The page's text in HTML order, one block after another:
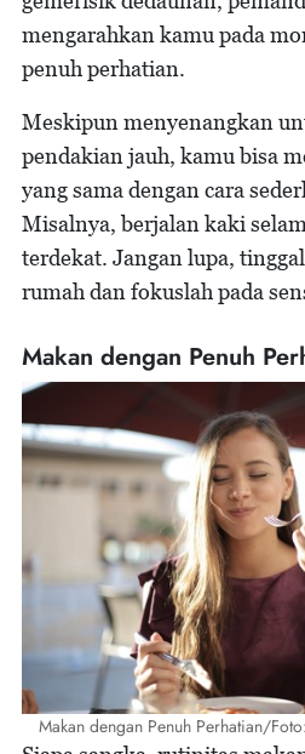
mengarahkan kamu pada
penuh perhatian.
Meskipun menyenangkan
pendakian jauh, kamu bisa
yang sama dengan cara
Misalnya, berjalan kaki
terdekat. Jangan lupa,
rumah dan fokuslah pada
Makan dengan Penuh
Makan dengan Penuh Perhatian/